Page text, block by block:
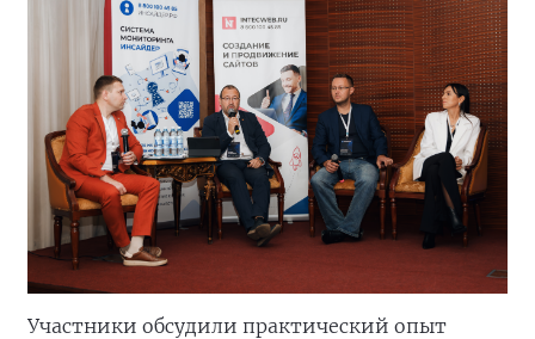
Участники обсудили практический опыт